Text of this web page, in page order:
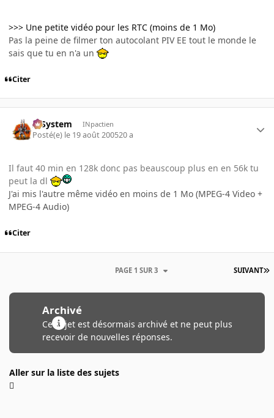
>>> Une petite vidéo pour les RTC (moins de 1 Mo)
Pas la peine de filmer ton autocolant PIV EE tout le monde le
sais que tu en n'a un
Citer
X-System INpactien
Posté(e) le 19 août 200520 a
Il faut 40 min en 128k donc pas beauscoup plus en en 56k tu
peut la dl
J'ai mis l'autre même vidéo en moins de 1 Mo (MPEG-4 Video +
MPEG-4 Audio)
Citer
SUIVANT
PAGE 1 SUR 3
Archivé
Ce sujet est désormais archivé et ne peut plus
recevoir de nouvelles réponses.
Aller sur la liste des sujets